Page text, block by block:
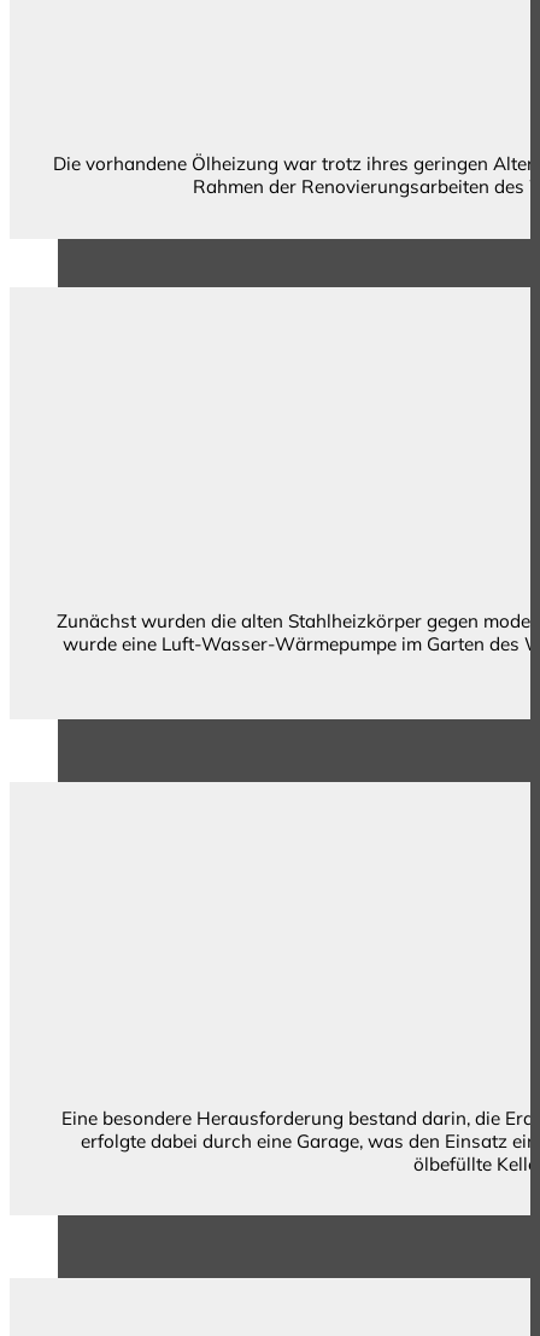
Die vorhandene Ölheizung war trotz ihres geringen
Rahmen der Renovierungsarbeiten des
Zunächst wurden die alten Stahlheizkörper gegen
wurde eine Luft-Wasser-Wärmepumpe im Garten des
Eine besondere Herausforderung bestand darin, die
erfolgte dabei durch eine Garage, was den Einsatz
ölbefüllte